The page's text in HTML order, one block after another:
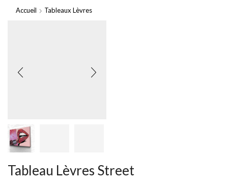
Accueil Tableaux Lèvres
Tableau Lèvres Street